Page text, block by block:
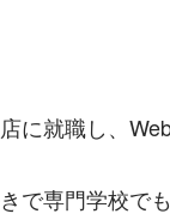
に就職し、
で専門学校で